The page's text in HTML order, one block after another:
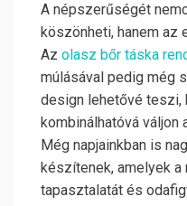
A népszerűségét
köszönheti, hanem az
Az olasz bőr táska
múlásával pedig még
design lehetővé teszi,
kombinálhatóvá
Még napjainkban is
készítenek, amelyek
tapasztalatát és